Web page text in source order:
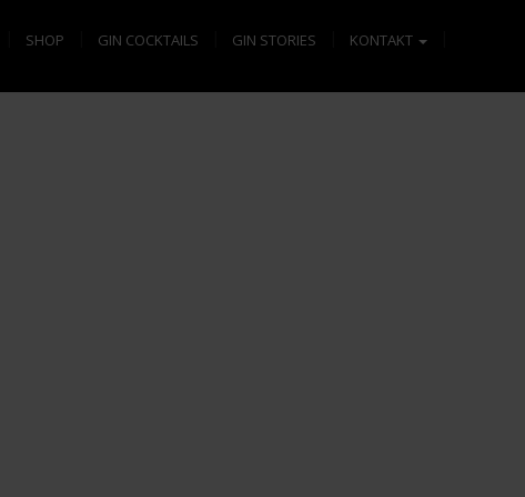
SHOP GIN COCKTAILS GIN STORIES KONTAKT